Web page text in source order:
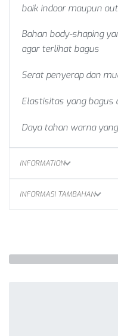
baik indoor maupun
Bahan body-shaping
agar terlihat bagus
Serat penyerap dan
Elastisitas yang
Daya tahan warna
INFORMATION
INFORMASI TAMBAHAN